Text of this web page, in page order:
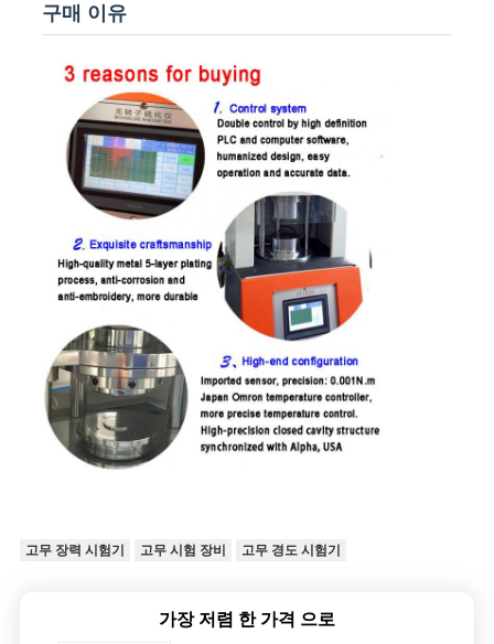
구매 이유
고무 장력 시험기 고무 시험 장비 고무 경도 시험기
가장 저렴 한 가격 으로